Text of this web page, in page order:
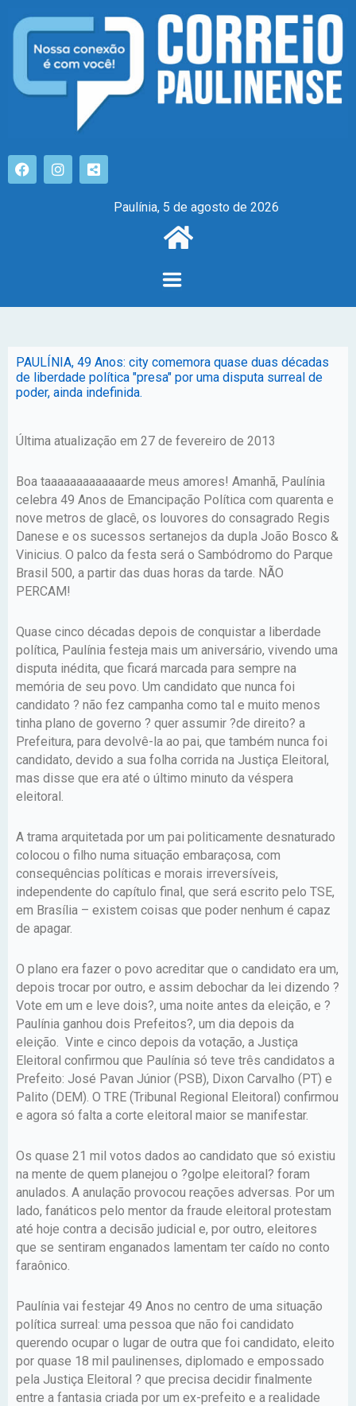
Paulínia, 5 de agosto de 2026
PAULÍNIA, 49 Anos: city comemora quase duas décadas
de liberdade polí­tica "presa" por uma disputa surreal de
poder, ainda indefinida.
Última atualização em 27 de fevereiro de 2013
Boa taaaaaaaaaaaaarde meus amores! Amanhã, Paulínia
celebra 49 Anos de Emancipação Política com quarenta e
nove metros de glacê, os louvores do consagrado Regis
Danese e os sucessos sertanejos da dupla João Bosco &
Vinicius. O palco da festa será o Sambódromo do Parque
Brasil 500, a partir das duas horas da tarde. NÃO
PERCAM!
Quase cinco décadas depois de conquistar a liberdade
política, Paulínia festeja mais um aniversário, vivendo uma
disputa inédita, que ficará marcada para sempre na
memória de seu povo. Um candidato que nunca foi
candidato ? não fez campanha como tal e muito menos
tinha plano de governo ? quer assumir ?de direito? a
Prefeitura, para devolvê-la ao pai, que também nunca foi
candidato, devido a sua folha corrida na Justiça Eleitoral,
mas disse que era até o último minuto da véspera
eleitoral.
A trama arquitetada por um pai politicamente desnaturado
colocou o filho numa situação embaraçosa, com
consequências políticas e morais irreversíveis,
independente do capítulo final, que será escrito pelo TSE,
em Brasília – existem coisas que poder nenhum é capaz
de apagar.
O plano era fazer o povo acreditar que o candidato era um,
depois trocar por outro, e assim debochar da lei dizendo ?
Vote em um e leve dois?, uma noite antes da eleição, e ?
Paulínia ganhou dois Prefeitos?, um dia depois da
eleição. Vinte e cinco depois da votação, a Justiça
Eleitoral confirmou que Paulínia só teve três candidatos a
Prefeito: José Pavan Júnior (PSB), Dixon Carvalho (PT) e
Palito (DEM). O TRE (Tribunal Regional Eleitoral) confirmou
e agora só falta a corte eleitoral maior se manifestar.
Os quase 21 mil votos dados ao candidato que só existiu
na mente de quem planejou o ?golpe eleitoral? foram
anulados. A anulação provocou reações adversas. Por um
lado, fanáticos pelo mentor da fraude eleitoral protestam
até hoje contra a decisão judicial e, por outro, eleitores
que se sentiram enganados lamentam ter caído no conto
faraônico.
Paulínia vai festejar 49 Anos no centro de uma situação
política surreal: uma pessoa que não foi candidato
querendo ocupar o lugar de outra que foi candidato, eleito
por quase 18 mil paulinenses, diplomado e empossado
pela Justiça Eleitoral ? que precisa decidir finalmente
entre a fantasia criada por um ex-prefeito e a realidade